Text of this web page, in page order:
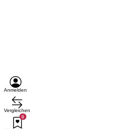
Anmelden
Vergleichen
0